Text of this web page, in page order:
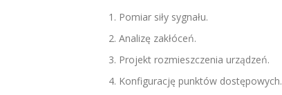
Pomiar siły sygnału.
Analizę zakłóceń.
Projekt rozmieszczenia urządzeń.
Konfigurację punktów dostępowych.